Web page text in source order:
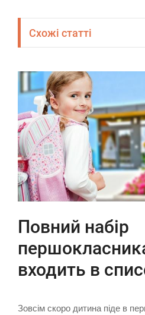
Схожі статті
Повний набір
входить в
Зовсім скоро дитина піде в